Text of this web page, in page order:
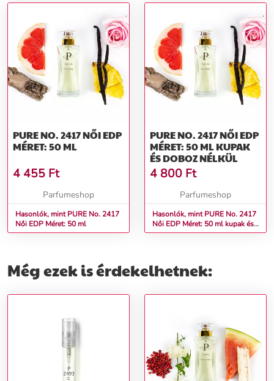
PURE NO. 2417 NŐI EDP
MÉRET: 50 ML
4 455 Ft
Parfumeshop
Hasonlók, mint PURE No. 2417
Női EDP Méret: 50 ml
PURE NO. 2417 NŐI EDP
MÉRET: 50 ML KUPAK
ÉS DOBOZ NÉLKÜL
4 800 Ft
Parfumeshop
Hasonlók, mint PURE No. 2417
Női EDP Méret: 50 ml kupak és
doboz nélkül
Még ezek is érdekelhetnek: